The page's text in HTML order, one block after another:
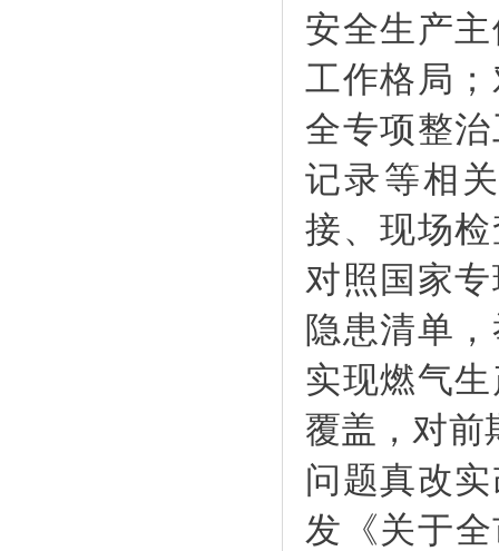
安全生产
工作格局
全专项整
记录等相
接、现场
对照国家
隐患清单
实现燃气
覆盖，对前
问题真改
发《关于